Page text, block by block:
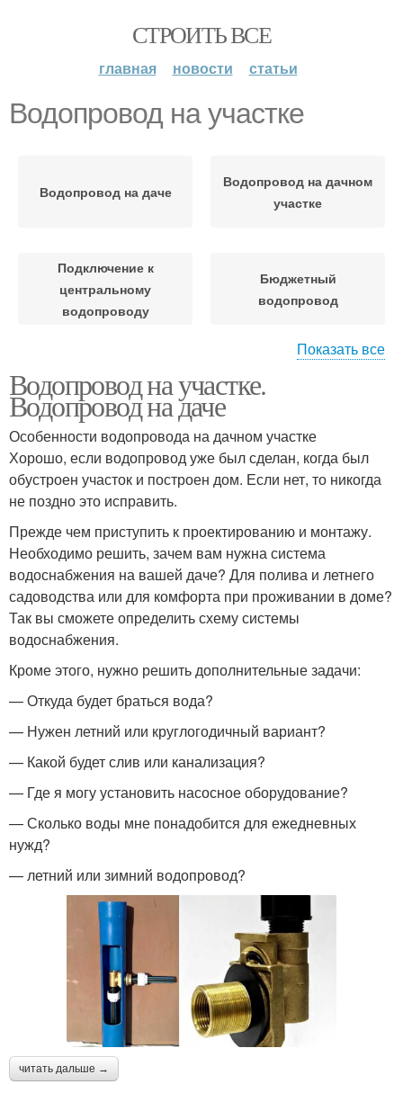
СТРОИТЬ ВСЕ
главная новости статьи
Водопровод на участке
Водопровод на даче
Водопровод на дачном
участке
Подключение к
центральному
водопроводу
Бюджетный
водопровод
Водопровод из колодца
водопровод
Водопровод в земле Зимний водопровод
Показать все
Водопровод на участке.
Водопровод на даче
Особенности водопровода на дачном участке
Хорошо, если водопровод уже был сделан, когда был
обустроен участок и построен дом. Если нет, то никогда
не поздно это исправить.
Прежде чем приступить к проектированию и монтажу.
Необходимо решить, зачем вам нужна система
водоснабжения на вашей даче? Для полива и летнего
садоводства или для комфорта при проживании в доме?
Так вы сможете определить схему системы
водоснабжения.
Кроме этого, нужно решить дополнительные задачи:
— Откуда будет браться вода?
— Нужен летний или круглогодичный вариант?
— Какой будет слив или канализация?
— Где я могу установить насосное оборудование?
— Сколько воды мне понадобится для ежедневных
нужд?
— летний или зимний водопровод?
читать дальше →